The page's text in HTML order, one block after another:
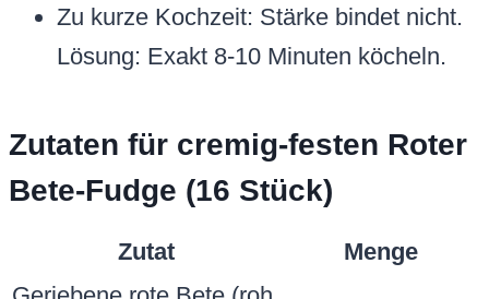
Zu kurze Kochzeit: Stärke bindet nicht.
Lösung: Exakt 8-10 Minuten köcheln.
Zutaten für cremig-festen Roter
Bete-Fudge (16 Stück)
Zutat
Menge